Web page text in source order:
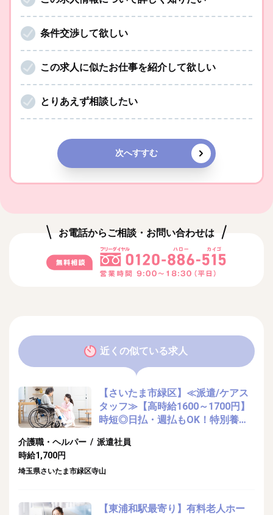
条件交渉して欲しい
この求人に似たお仕事を紹介して欲しい
とりあえず相談したい
次へすすむ
お電話からご相談・お問い合わせは
近くの似ている求人
【さいたま市緑区】≪派遣/ケアス
タッフ≫【高時給1600～1700円】
時短◎日払・週払もOK！特別養護
事
介護職・ヘルパー / 派遣社員
時給1,700円
埼玉県さいたま市緑区寺山
【東浦和駅最寄り】有料老人ホー